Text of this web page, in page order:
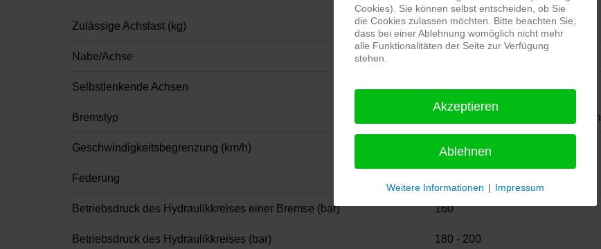
Zulässige Achslast (kg) 6925
Nabe/Achse
Selbstlenkende Achsen -
Bremstyp 350 × 90(359E) 2 oder 4 Bremsen
Geschwindigkeitsbegrenzung (km/h) 40
Federung
Betriebsdruck des Hydraulikkreises einer Bremse (bar) 160
Betriebsdruck des Hydraulikkreises (bar) 180 - 200
Cookies). Sie können selbst entscheiden, ob Sie
die Cookies zulassen möchten. Bitte beachten Sie,
dass bei einer Ablehnung womöglich nicht mehr
alle Funktionalitäten der Seite zur Verfügung
stehen.
Akzeptieren
Ablehnen
Weitere Informationen | Impressum